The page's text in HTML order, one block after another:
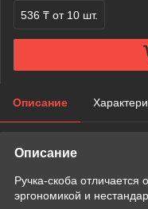
536 ₸ от 10 шт.
Описание
Описание
Ручка-скоба
эргономикой и